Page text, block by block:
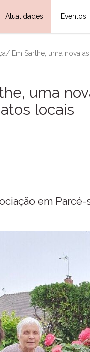
Atualidades Eventos
Em Sarthe, uma nova
uma
locais
em